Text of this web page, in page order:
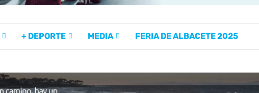
+ DEPORTE MEDIA FERIA DE ALBACETE 2025